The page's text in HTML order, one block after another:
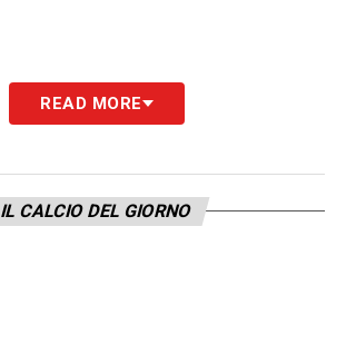
READ MORE
IL CALCIO DEL GIORNO